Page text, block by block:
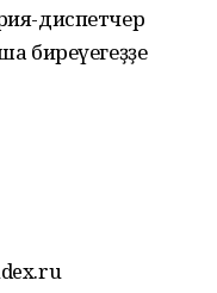
диспетчер
биреүегеҙҙе